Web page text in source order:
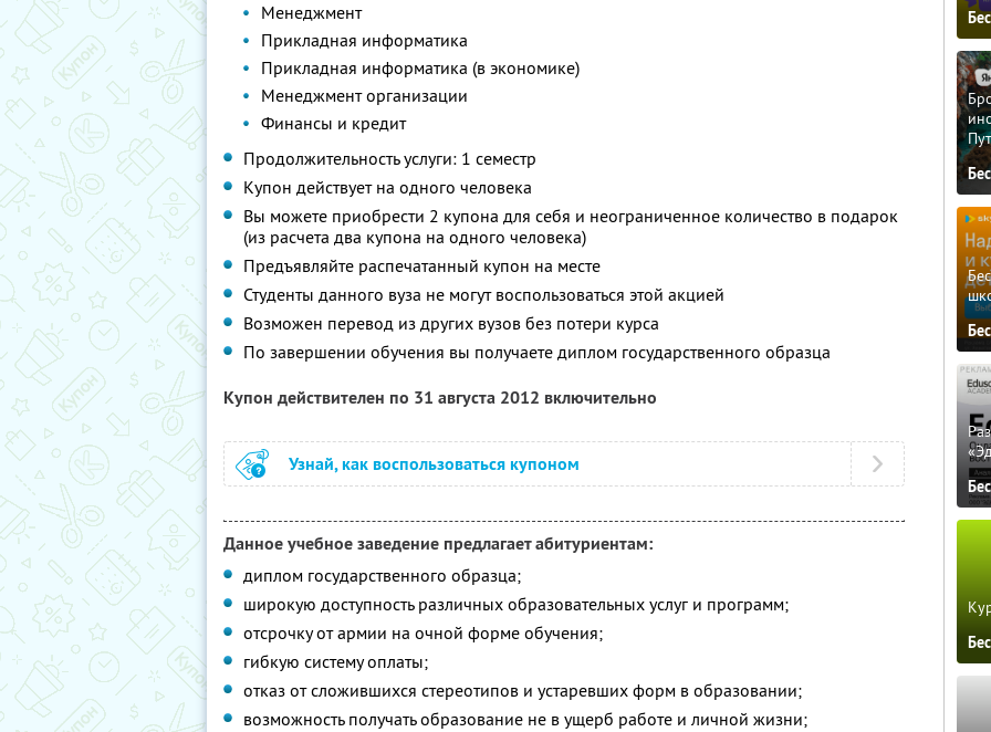
Менеджмент
Прикладная информатика
Прикладная информатика (в экономике)
Менеджмент организации
Финансы и кредит
Продолжительность услуги: 1 семестр
Купон действует на одного человека
Вы можете приобрести 2 купона для себя и неограниченное количество в подарок
(из расчета два купона на одного человека)
Предъявляйте распечатанный купон на месте
Студенты данного вуза не могут воспользоваться этой акцией
Возможен перевод из других вузов без потери курса
По завершении обучения вы получаете диплом государственного образца
Купон действителен по 31 августа 2012 включительно
Узнай, как воспользоваться купоном
Данное учебное заведение предлагает абитуриентам:
диплом государственного образца;
широкую доступность различных образовательных услуг и программ;
отсрочку от армии на очной форме обучения;
гибкую систему оплаты;
отказ от сложившихся стереотипов и устаревших форм в образовании;
возможность получать образование не в ущерб работе и личной жизни;